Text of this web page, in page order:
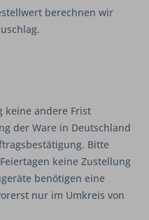
berechnen wir
keine andere Frist
der Ware in Deutschland
Bitte
keine Zustellung
benötigen eine
nur im Umkreis von